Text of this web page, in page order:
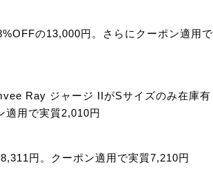
の13,000円。さらにクーポン適用で
Ray ジャージ IIがSサイズのみ在庫有
適用で実質2,010円
円。クーポン適用で実質7,210円